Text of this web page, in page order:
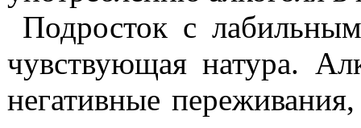
Подросток с
чув­ствующая натура.
негатив­ные